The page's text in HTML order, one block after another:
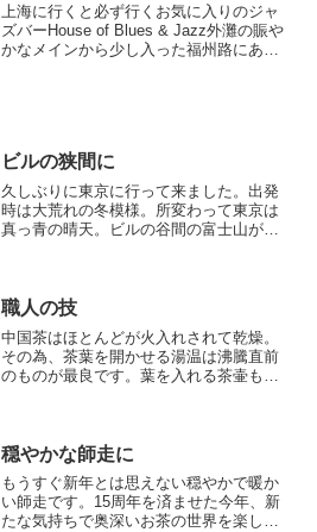
上海に行くと必ず行くお気に入りのジャ
ズバーHouse of Blues & Jazz外灘の賑や
かなメインから少し入った福州路にある
ビルの狭間に
久しぶりに東京に行って来ました。出発
時は大荒れの冬模様。所変わって東京は
真っ青の晴天。ビルの谷間の富士山があ
職人の技
中国茶はほとんどが火入れされて乾燥。
その為、茶葉を開かせる湯温は沸騰直前
のものが最良です。葉を入れる茶壷もそ
技が光る逸品です。
穏やかな師走に
もうすぐ新年とは思えない穏やかで暖か
い師走です。15周年を済ませた今年、新
たな気持ちで奥深いお茶の世界を楽しん